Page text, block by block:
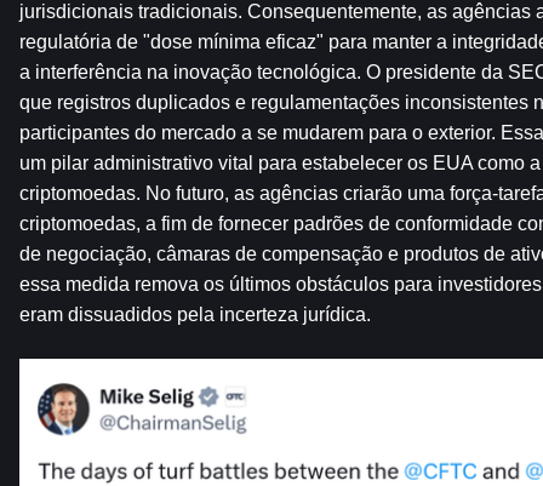
jurisdicionais tradicionais. Consequentemente, as agências
regulatória de "dose mínima eficaz" para manter a
a interferência na inovação tecnológica. O presidente da
que registros duplicados e regulamentações inconsistentes
participantes do mercado a se mudarem para o exterior.
um pilar administrativo vital para estabelecer os EUA como
criptomoedas. No futuro, as agências criarão uma força-
criptomoedas, a fim de fornecer padrões de conformidade
de negociação, câmaras de compensação e produtos de
essa medida remova os últimos obstáculos para
eram dissuadidos pela incerteza jurídica.